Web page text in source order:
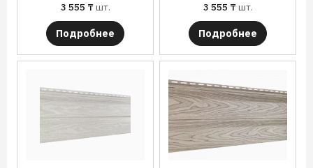
3 555 ₸шт.
Подробнее
3 555 ₸шт.
Подробнее